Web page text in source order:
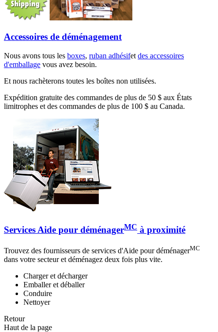
Accessoires de déménagement
Nous avons tous les boxes, ruban adhésifet des accessoires
d'emballage vous avez besoin.
Et nous rachèterons toutes les boîtes non utilisées.
Expédition gratuite des commandes de plus de 50 $ aux États
limitrophes et des commandes de plus de 100 $ au Canada.
Services Aide pour déménagerMC à proximité
Trouvez des fournisseurs de services d'Aide pour déménagerMC
dans votre secteur et déménagez deux fois plus vite.
Charger et décharger
Emballer et déballer
Conduire
Nettoyer
Retour
Haut de la page